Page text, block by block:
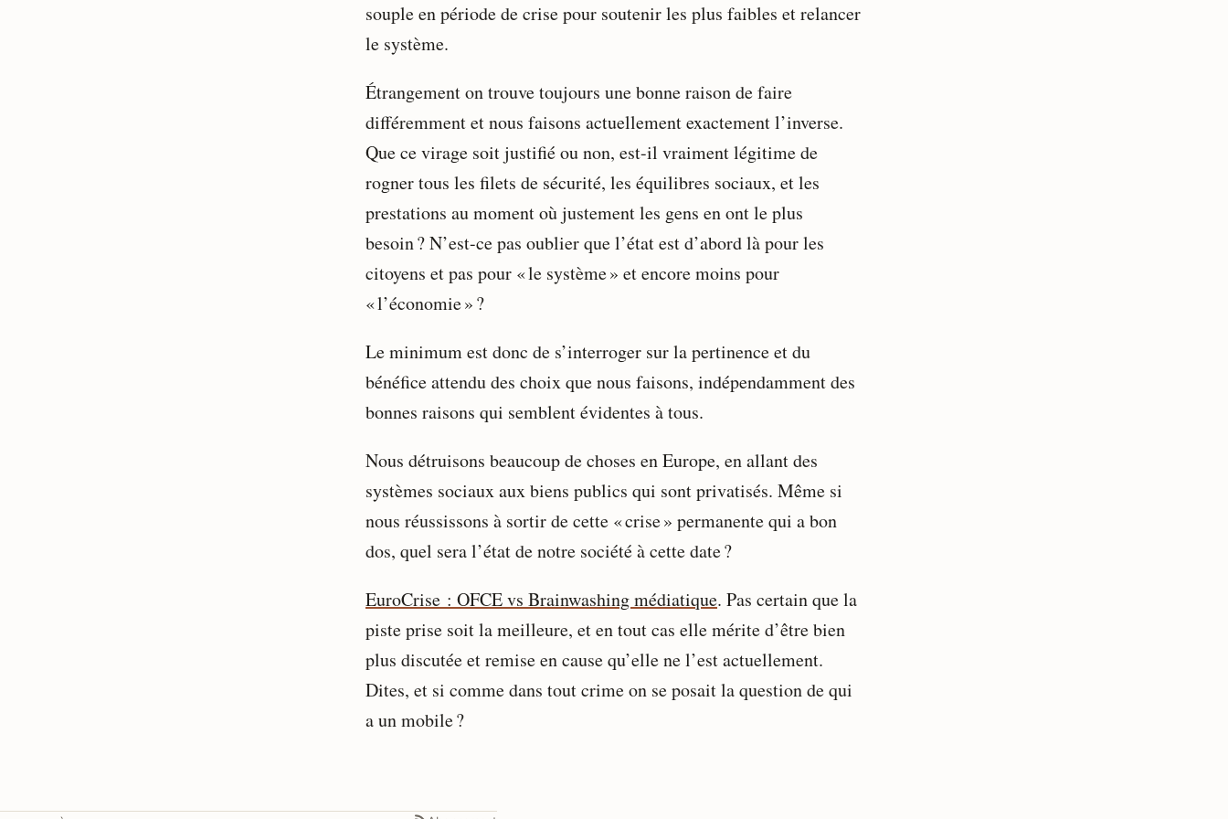
souple en période de crise pour soutenir les plus faibles et relancer
le système.
Étrangement on trouve toujours une bonne raison de faire
différemment et nous faisons actuellement exactement l’inverse.
Que ce virage soit justifié ou non, est-il vraiment légitime de
rogner tous les filets de sécurité, les équilibres sociaux, et les
prestations au moment où justement les gens en ont le plus
besoin ? N’est-ce pas oublier que l’état est d’abord là pour les
citoyens et pas pour « le système » et encore moins pour
« l’économie » ?
Le minimum est donc de s’interroger sur la pertinence et du
bénéfice attendu des choix que nous faisons, indépendamment des
bonnes raisons qui semblent évidentes à tous.
Nous détruisons beaucoup de choses en Europe, en allant des
systèmes sociaux aux biens publics qui sont privatisés. Même si
nous réussissons à sortir de cette « crise » permanente qui a bon
dos, quel sera l’état de notre société à cette date ?
EuroCrise : OFCE vs Brainwashing médiatique. Pas certain que la
piste prise soit la meilleure, et en tout cas elle mérite d’être bien
plus discutée et remise en cause qu’elle ne l’est actuellement.
Dites, et si comme dans tout crime on se posait la question de qui
a un mobile ?